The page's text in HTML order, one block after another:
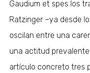
Gaudium et spes los
Ratzinger –ya desde
oscilan entre una
una actitud
artículo concreto tres